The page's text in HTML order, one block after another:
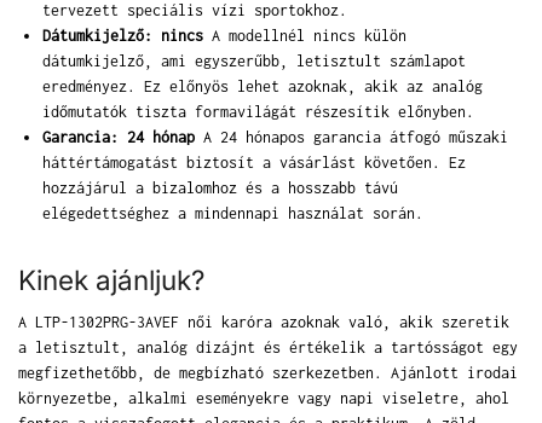
tervezett speciális vízi sportokhoz.
Dátumkijelző: nincs A modellnél nincs külön
dátumkijelző, ami egyszerűbb, letisztult számlapot
eredményez. Ez előnyös lehet azoknak, akik az analóg
időmutatók tiszta formavilágát részesítik előnyben.
Garancia: 24 hónap A 24 hónapos garancia átfogó műszaki
háttértámogatást biztosít a vásárlást követően. Ez
hozzájárul a bizalomhoz és a hosszabb távú
elégedettséghez a mindennapi használat során.
Kinek ajánljuk?
A LTP-1302PRG-3AVEF női karóra azoknak való, akik szeretik
a letisztult, analóg dizájnt és értékelik a tartósságot egy
megfizethetőbb, de megbízható szerkezetben. Ajánlott irodai
környezetbe, alkalmi eseményekre vagy napi viseletre, ahol